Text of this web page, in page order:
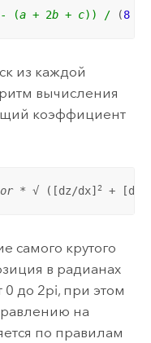
(a + 2b + c)) / (8 *
из каждой
вычисления
коэффициент
* √ ([dz/dx] 2 + [dz/
самого крутого
в радианах
0 до 2pi, при этом
на
по правилам